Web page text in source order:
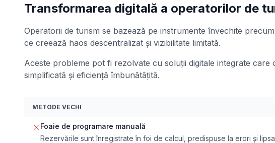
Transformarea digitală a operatorilor de
Operatorii de turism se bazează pe instrumente învechite
ce creează haos descentralizat și vizibilitate limitată.
Aceste probleme pot fi rezolvate cu soluții digitale integrate care
simplificată și eficiență îmbunătățită.
METODE VECHI
Foaie de programare manuală
Rezervările sunt înregistrate în foi de calcul, predispuse la erori și